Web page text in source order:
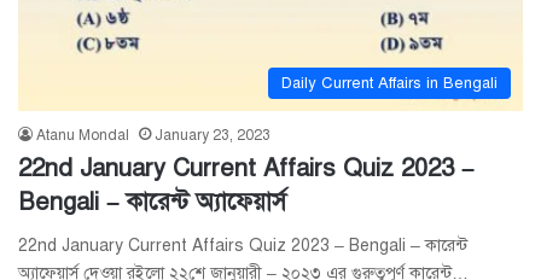
Daily Current Affairs in Bengali
Atanu Mondal January 23, 2023
22nd January Current Affairs Quiz 2023 –
Bengali – কারেন্ট অ্যাফেয়ার্স
22nd January Current Affairs Quiz 2023 – Bengali – কারেন্ট
অ্যাফেয়ার্স দেওয়া রইলো ২২শে জানুয়ারী – ২০২৩ এর গুরুত্বপূর্ণ কারেন্ট…